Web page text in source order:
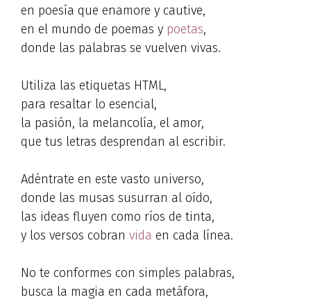
en poesía que enamore y cautive,
en el mundo de poemas y poetas,
donde las palabras se vuelven vivas.
Utiliza las etiquetas HTML,
para resaltar lo esencial,
la pasión, la melancolía, el amor,
que tus letras desprendan al escribir.
Adéntrate en este vasto universo,
donde las musas susurran al oído,
las ideas fluyen como ríos de tinta,
y los versos cobran vida en cada línea.
No te conformes con simples palabras,
busca la magia en cada metáfora,